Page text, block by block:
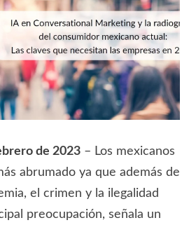
de 2023– Los mexicanos
abrumado ya que además de
el crimen y la ilegalidad
preocupación, señala un